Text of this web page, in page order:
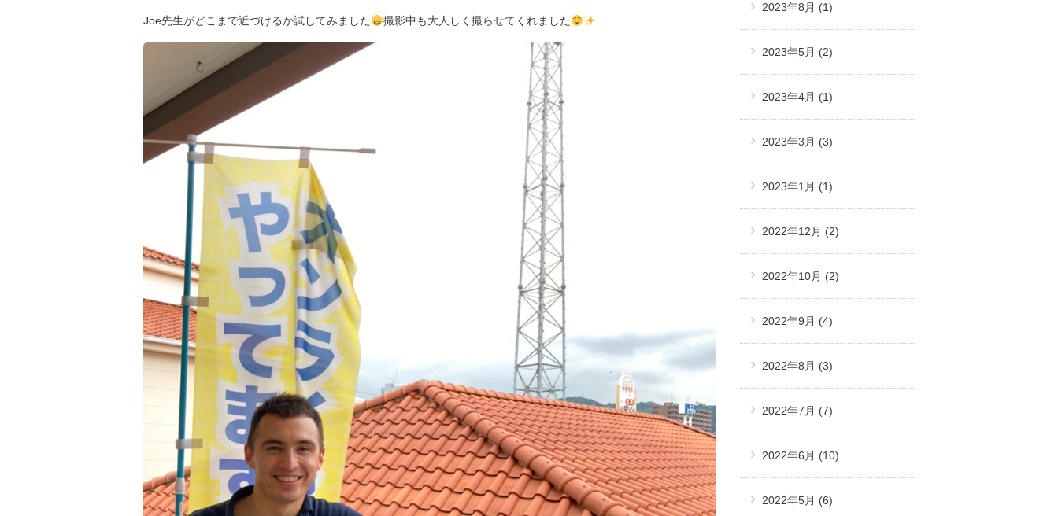
Joe先生がどこまで近づけるか試してみました 撮影中も大人しく撮らせてくれました
2023年8月 (1)
2023年5月 (2)
2023年4月 (1)
2023年3月 (3)
2023年1月 (1)
2022年12月 (2)
2022年10月 (2)
2022年9月 (4)
2022年8月 (3)
2022年7月 (7)
2022年6月 (10)
2022年5月 (6)